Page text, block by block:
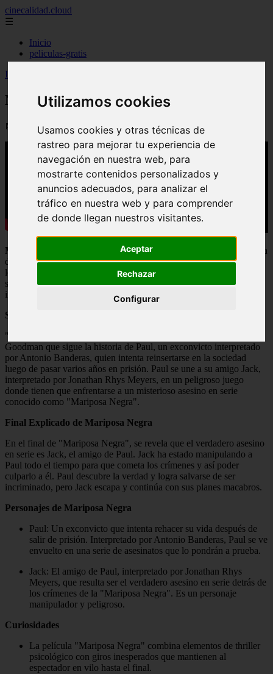
Utilizamos cookies
Usamos cookies y otras técnicas de
rastreo para mejorar tu experiencia de
navegación en nuestra web, para
mostrarte contenidos personalizados y
anuncios adecuados, para analizar el
tráfico en nuestra web y para comprender
de donde llegan nuestros visitantes.
Aceptar
Rechazar
Configurar
cinecalidad.cloud
☰
Inicio
peliculas-gratis
Inicio
Mariposa Negra - Final Explicado
📅 03/11/2025
Mariposa Negra: Descubre elfinal explicado
de esta película llena
de misterio y suspenso. Analizaremos cada detalle para desentrañar
los secretos ocultos detrás de este intrigante thriller. ¡Prepárate para
sumergirte en un mundo de giros inesperados y revelaciones
impactantes en
Final Explicado
!
Sinopsis de la película Mariposa Negra
"Mariposa Negra" es un thriller psicológico dirigido por Brian
Goodman que sigue la historia de Paul, un exconvicto interpretado
por Antonio Banderas, quien intenta reinsertarse en la sociedad
luego de pasar varios años en prisión. Paul se une a su amigo Jack,
interpretado por Jonathan Rhys Meyers, en un peligroso juego
donde tienen que enfrentarse a un misterioso asesino en serie
conocido como "Mariposa Negra".
Final Explicado de Mariposa Negra
En el final de "Mariposa Negra", se revela que el verdadero asesino
en serie es Jack, el amigo de Paul. Jack ha estado manipulando a
Paul todo el tiempo para que cometa los crímenes y así poder
culparlo a él. Paul descubre la verdad y logra salvarse de ser
incriminado, pero Jack escapa y continúa con sus planes macabros.
Personajes de Mariposa Negra
Paul: Un exconvicto que intenta rehacer su vida después de
salir de prisión. Interpretado por Antonio Banderas, Paul se ve
envuelto en una serie de asesinatos que lo pondrán a prueba.
Jack: El amigo de Paul, interpretado por Jonathan Rhys
Meyers, que resulta ser el verdadero asesino en serie detrás de
los crímenes de la "Mariposa Negra". Es un personaje
manipulador y peligroso.
Curiosidades
La película "Mariposa Negra" combina elementos de thriller
psicológico con giros inesperados que mantienen al
espectador en vilo hasta el final.